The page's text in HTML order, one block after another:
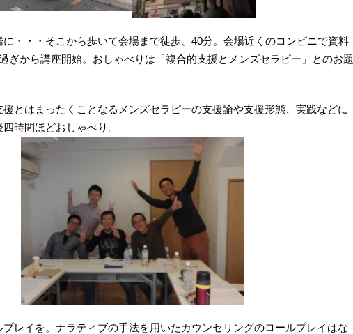
・・・そこから歩いて会場まで徒歩、40分。会場近くのコンビニで資料
ぎから講座開始。おしゃべりは「複合的支援とメンズセラピー」とのお題
とはまったくことなるメンズセラピーの支援論や支援形態、実践などに
時間ほどおしゃべり。
レイを。ナラティブの手法を用いたカウンセリングのロールプレイはな